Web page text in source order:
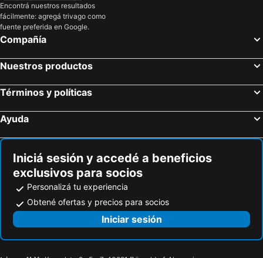
Encontrá nuestros resultados
fácilmente: agregá trivago como
fuente preferida en Google.
Compañía
Nuestros productos
Términos y políticas
Ayuda
Iniciá sesión y accedé a beneficios
exclusivos para socios
Personalizá tu experiencia
Obtené ofertas y precios para socios
Iniciar sesión